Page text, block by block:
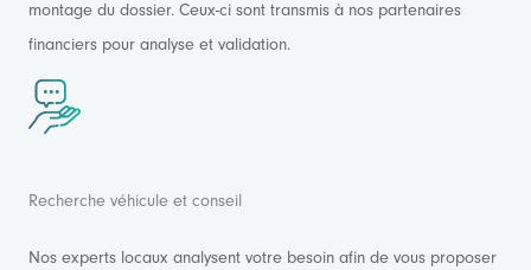
montage du dossier. Ceux-ci sont transmis à nos partenaires
financiers pour analyse et validation.
Recherche véhicule et conseil
Nos experts locaux analysent votre besoin afin de vous proposer